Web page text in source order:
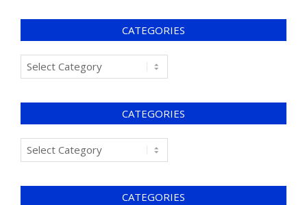
CATEGORIES
CATEGORIES
CATEGORIES